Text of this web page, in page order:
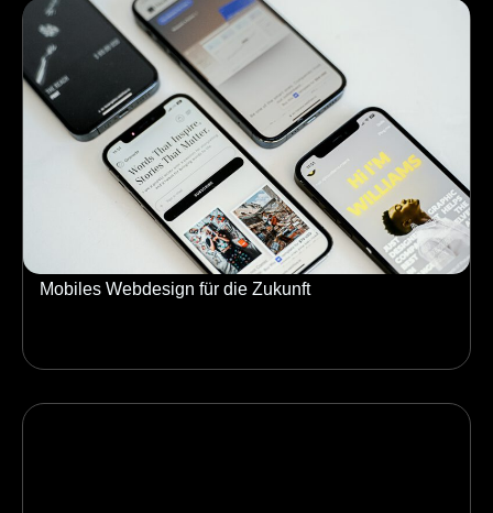
Mobiles Webdesign für die Zukunft